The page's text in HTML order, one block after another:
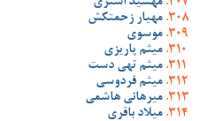
مهشید اشتری
مهیار زحمتکش
موسوی
میثم پاریزی
میثم تهی دست
میثم فردوسی
میرهانی هاشمی
میلاد باقری